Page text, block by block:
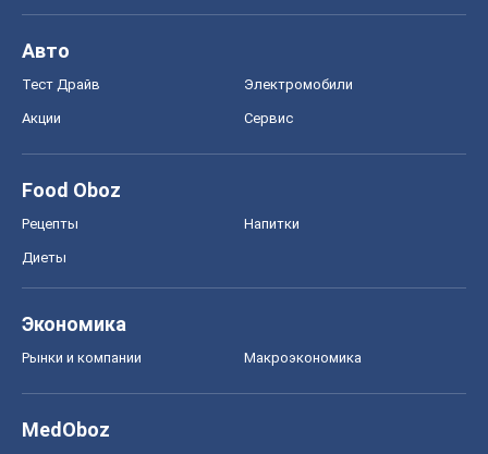
Авто
Тест Драйв Электромобили
Акции Сервис
Food Oboz
Рецепты Напитки
Диеты
Экономика
Рынки и компании Mакроэкономика
MedOboz